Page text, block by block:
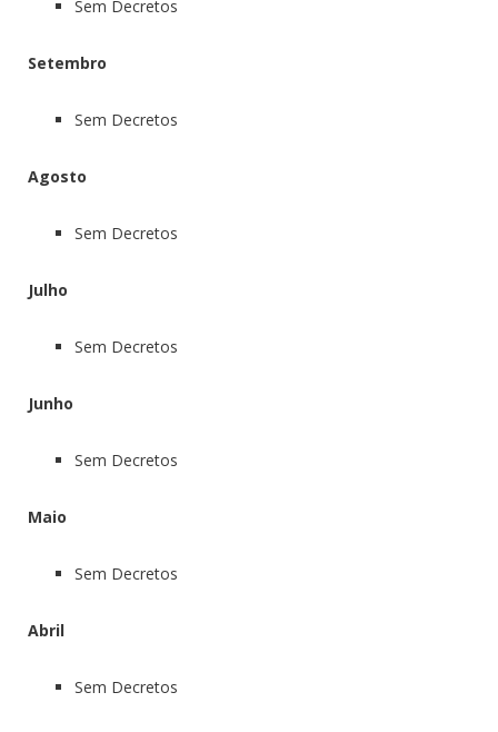
Sem Decretos
Setembro
Sem Decretos
Agosto
Sem Decretos
Julho
Sem Decretos
Junho
Sem Decretos
Maio
Sem Decretos
Abril
Sem Decretos